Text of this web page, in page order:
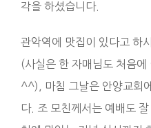
각을 하셨습니다.
관악역에 맛집이 있다고 하
(사실은 한 자매님도 처음
^^), 마침 그날은 안양교회
다. 조 모친께서는 예배도